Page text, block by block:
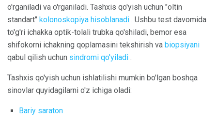
o'rganiladi va o'rganiladi. Tashxis qo'yish uchun "oltin
standart" kolonoskopiya hisoblanadi . Ushbu test davomida
to'g'ri ichakka optik-tolali trubka qo'shiladi, bemor esa
shifokorni ichakning qoplamasini tekshirish va biopsiyani
qabul qilish uchun sindromi qo'yiladi .
Tashxis qo'yish uchun ishlatilishi mumkin bo'lgan boshqa
sinovlar quyidagilarni o'z ichiga oladi:
Bariy saraton